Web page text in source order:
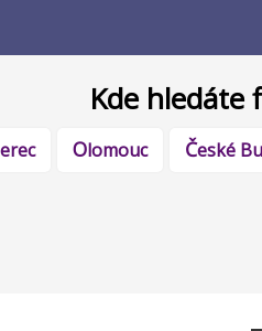
Kde hledáte
Olomouc České